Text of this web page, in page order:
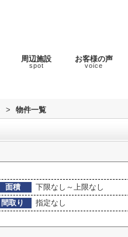
周辺施設
spot
お客様の声
voice
> 物件一覧
面積 下限なし～上限なし
間取り
指定なし